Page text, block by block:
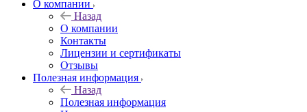
О компании
Назад
О компании
Контакты
Лицензии и сертификаты
Отзывы
Полезная информация
Назад
Полезная информация